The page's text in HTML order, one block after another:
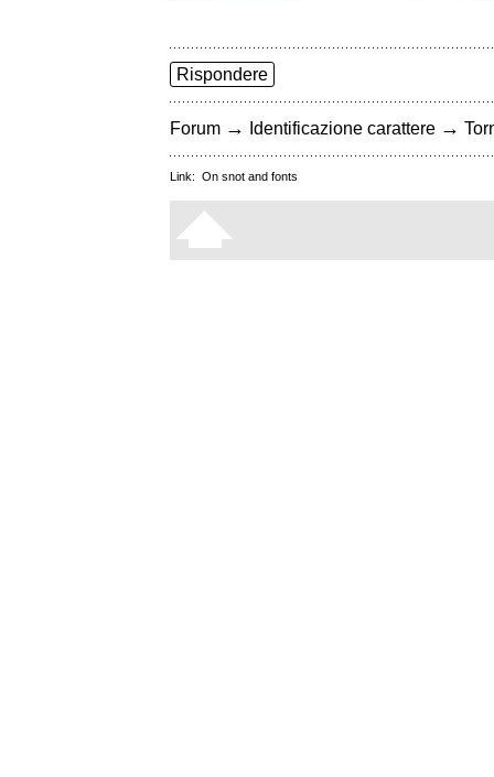
Rispondere
Forum → Identificazione carattere →
Link: On snot and fonts